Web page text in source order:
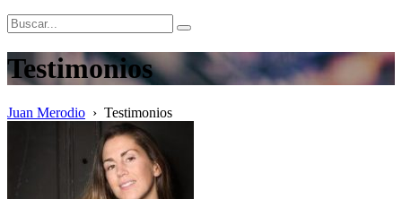
Testimonios
Juan Merodio › Testimonios